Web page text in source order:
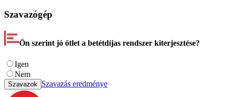
Szavazógép
Ön szerint jó ötlet a betétdíjas rendszer kiterjesztése?
Igen
Nem
Szavazok Szavazás eredménye